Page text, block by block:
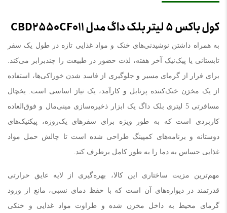
کول باکس 5 لیتر بلک داگ مدل CBD2550CF011
به همراه داشتن نوشیدنی‌های خنک و مواد غذایی تازه در طول یک سفر
تابستانی یا پیک‌نیک آخر هفته، لذت حضور در طبیعت را چندبرابر می‌کند.
برای فرار از گرمای مسیر و جلوگیری از فاسد شدن خوراکی‌ها، استفاده
از یک مخزن خنک‌کننده پرتابل و کارآمد، یک نیاز اساسی است. یخچال
مسافرتی 5 لیتری بلک داگ یک ابزار ذخیره‌سازی مینی‌مال و فوق‌العاده
کاربردی است که به طور ویژه برای سفرهای یک‌روزه، پیکنیک‌های
دوستانه و برنامه‌های کمپینگ طراحی شده است تا چالش حمل مواد
غذایی حساس به دما را به طور کامل برطرف کند.
مهم‌ترین مزیت ساختاری این کالا، بهره‌گیری از لایه عایق حرارتی
قدرتمند در دیواره‌های آن است که با حفظ دمای نسبی، مانع از ورود
گرمای محیط به داخل مخزن شده و طراوت مواد غذایی و خنکی